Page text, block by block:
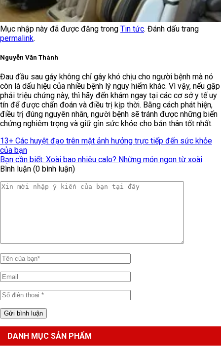
Mục nhập này đã được đăng trong Tin tức. Đánh dấu trang
permalink.
Nguyễn Văn Thành
Đau đầu sau gáy không chỉ gây khó chịu cho người bệnh mà nó
còn là dấu hiệu của nhiều bệnh lý nguy hiểm khác. Vì vậy, nếu gặp
phải triệu chứng này, thì hãy đến khám ngay tại các cơ sở y tế uy
tín để được chẩn đoán và điều trị kịp thời. Bằng cách phát hiện,
điều trị đúng nguyên nhân, người bệnh sẽ tránh được những biến
chứng nghiêm trọng và giữ gìn sức khỏe cho bản thân tốt nhất.
13+ Các huyệt đạo trên mặt ảnh hưởng trực tiếp đến sức khỏe
của bạn
Bạn cần biết: Xoài bao nhiêu calo? Những món ngon từ xoài
Bình luận (0 bình luận)
DANH MỤC SẢN PHẨM